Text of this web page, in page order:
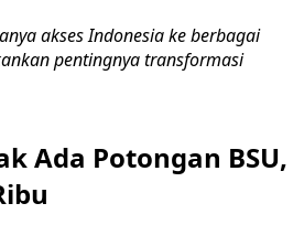
akses Indonesia ke berbagai
pentingnya transformasi
Ada Potongan BSU,